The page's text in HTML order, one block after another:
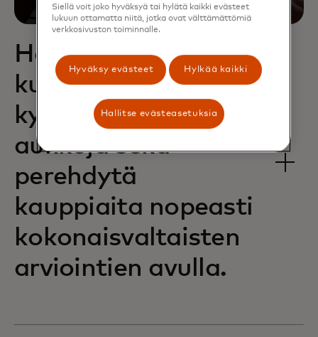
Hallitse
kumppaniriskejä ja
kyberturvallisuus­
aukkoja sekä
perehdytä
kauppiaita nopeasti
kokonaisvaltaisten
arviointien avulla.
Siellä voit joko hyväksyä tai hylätä kaikki evästeet
lukuun ottamatta niitä, jotka ovat välttämättömiä
verkkosivuston toiminnalle.
Hyväksy evästeet Hylkää kaikki
Hallitse evästeasetuksia